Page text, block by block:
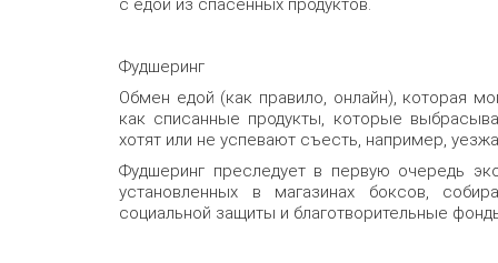
с едой из спасенных продуктов.
Фудшеринг
Обмен едой (как правило, онлайн), которая
как списанные продукты, которые
хотят или не успевают съесть, например,
Фудшеринг преследует в первую очередь
установленных в магазинах боксов,
социальной защиты и благотворительные